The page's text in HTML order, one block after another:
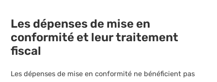
Les dépenses de mise en
conformité et leur traitement
fiscal
Les dépenses de mise en conformité ne bénéficient pas